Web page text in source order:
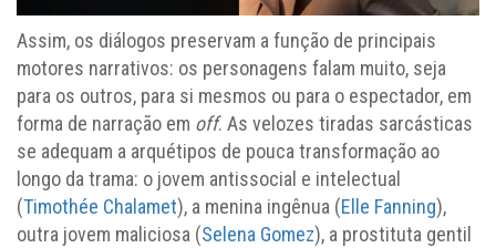
Assim, os diálogos preservam a função de principais
motores narrativos: os personagens falam muito, seja
para os outros, para si mesmos ou para o espectador, em
forma de narração em off. As velozes tiradas sarcásticas
se adequam a arquétipos de pouca transformação ao
longo da trama: o jovem antissocial e intelectual
(Timothée Chalamet), a menina ingênua (Elle Fanning),
outra jovem maliciosa (Selena Gomez), a prostituta gentil